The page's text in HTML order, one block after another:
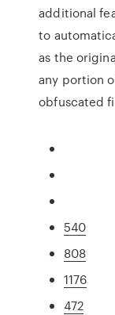
additional
to
as the
any portion
obfuscated
540
808
1176
472